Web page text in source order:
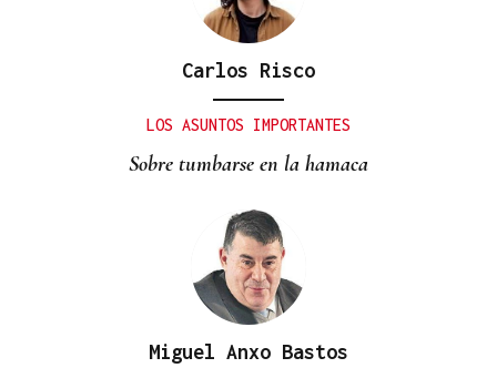
Carlos Risco
LOS ASUNTOS IMPORTANTES
Sobre tumbarse en la hamaca
Miguel Anxo Bastos